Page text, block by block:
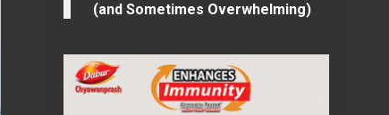
(and Sometimes Overwhelming)